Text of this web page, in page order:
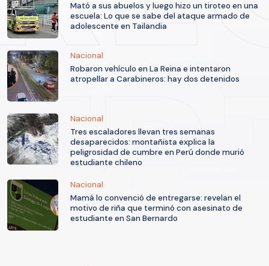
Mató a sus abuelos y luego hizo un tiroteo en una
escuela: Lo que se sabe del ataque armado de
adolescente en Tailandia
Nacional
Robaron vehículo en La Reina e intentaron
atropellar a Carabineros: hay dos detenidos
Nacional
Tres escaladores llevan tres semanas
desaparecidos: montañista explica la
peligrosidad de cumbre en Perú donde murió
estudiante chileno
Nacional
Mamá lo convenció de entregarse: revelan el
motivo de riña que terminó con asesinato de
estudiante en San Bernardo